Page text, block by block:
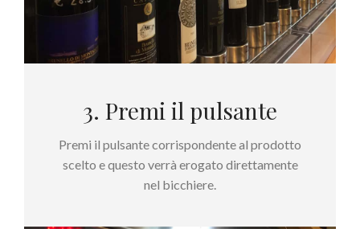
3. Premi il pulsante
Premi il pulsante corrispondente al prodotto
scelto e questo verrà erogato direttamente
nel bicchiere.